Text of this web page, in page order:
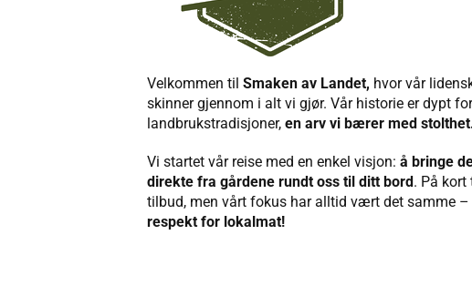
Velkommen tilSmaken av Landet, hvor vår
skinner gjennom i alt vi gjør. Vår historie er dypt
landbrukstradisjoner,en arv vi bærer med
Vi startet vår reise med en enkel visjon:å bringe
direkte fra gårdene rundt oss til ditt bord. På
tilbud, men vårt fokus har alltid vært det samme
respekt for lokalmat!